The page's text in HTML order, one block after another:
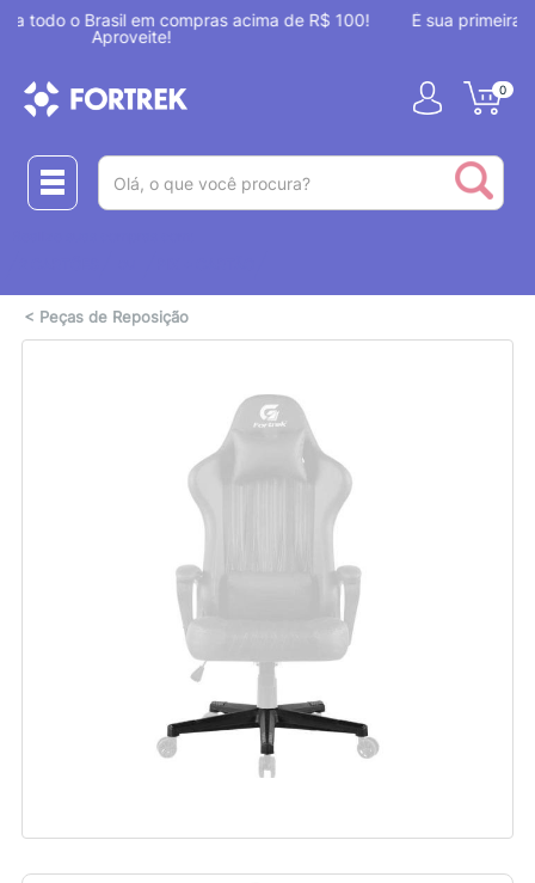
100!
É sua primeira compra? Aproveite 7% OFF com o cupom
0
< Peças de Reposição